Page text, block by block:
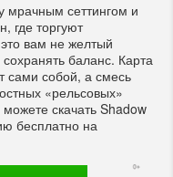
мрачным сеттингом и
где торгуют
вам не желтый
баланс. Карта
сами собой, а смесь
«рельсовых»
скачать Shadow
бесплатно на